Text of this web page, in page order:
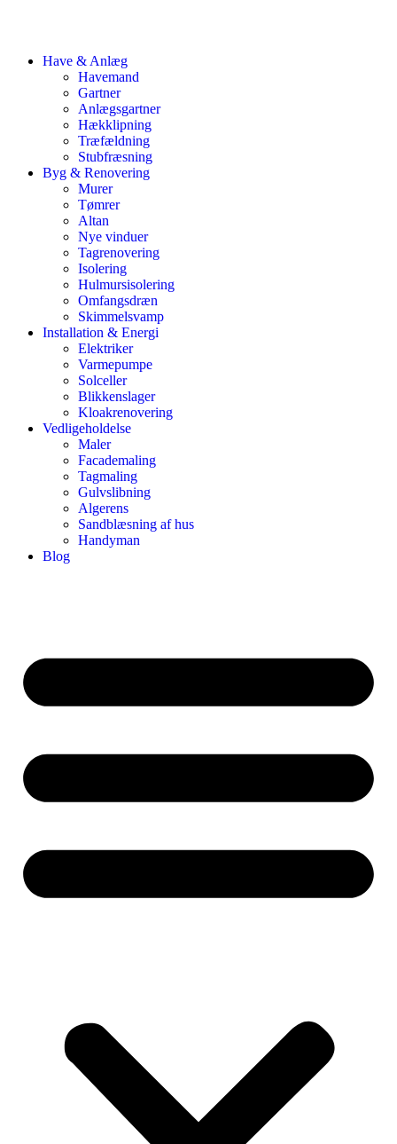
Have & Anlæg
Havemand
Gartner
Anlægsgartner
Hækklipning
Træfældning
Stubfræsning
Byg & Renovering
Murer
Tømrer
Altan
Nye vinduer
Tagrenovering
Isolering
Hulmursisolering
Omfangsdræn
Skimmelsvamp
Installation & Energi
Elektriker
Varmepumpe
Solceller
Blikkenslager
Kloakrenovering
Vedligeholdelse
Maler
Facademaling
Tagmaling
Gulvslibning
Algerens
Sandblæsning af hus
Handyman
Blog